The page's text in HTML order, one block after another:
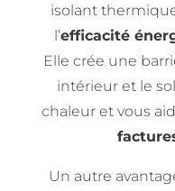
isolant
l’efficacité
Elle crée une
intérieur et le
chaleur et vous
Un autre